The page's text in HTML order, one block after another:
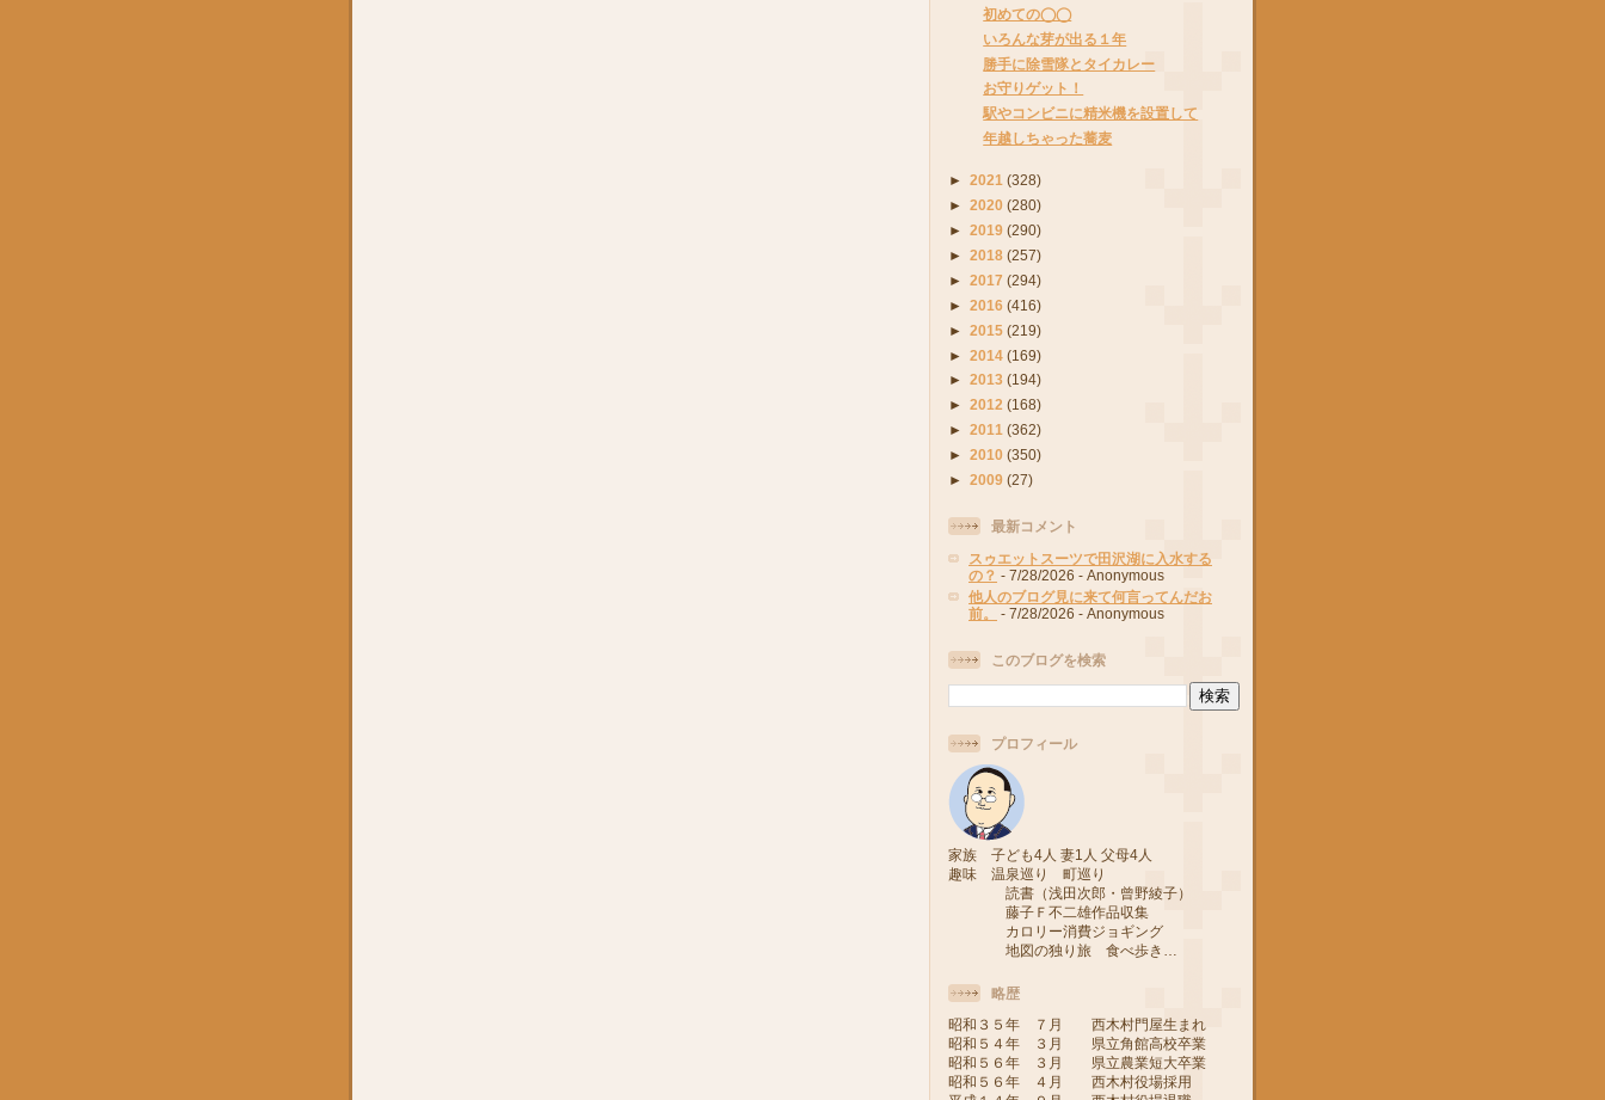
初めての◯◯
いろんな芽が出る１年
勝手に除雪隊とタイカレー
お守りゲット！
駅やコンビニに精米機を設置して
年越しちゃった蕎麦
► 2021 (328)
► 2020 (280)
► 2019 (290)
► 2018 (257)
► 2017 (294)
► 2016 (416)
► 2015 (219)
► 2014 (169)
► 2013 (194)
► 2012 (168)
► 2011 (362)
► 2010 (350)
► 2009 (27)
最新コメント
スゥエットスーツで田沢湖に入水する
の？ - 7/28/2026 - Anonymous
他人のブログ見に来て何言ってんだお
前。
- 7/28/2026 - Anonymous
このブログを検索
プロフィール
家族 子ども4人 妻1人 父母4人
趣味 温泉巡り 町巡り
読書（浅田次郎・曾野綾子）
藤子Ｆ不二雄作品収集
カロリー消費ジョギング
地図の独り旅 食べ歩き…
略歴
昭和３５年 ７月 西木村門屋生まれ
昭和５４年 ３月 県立角館高校卒業
昭和５６年 ３月 県立農業短大卒業
昭和５６年 ４月 西木村役場採用